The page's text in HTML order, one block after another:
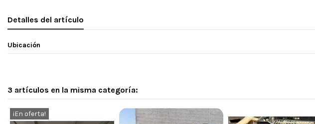
Detalles del artículo
Ubicación
3 artículos en la misma categoría:
¡En oferta!